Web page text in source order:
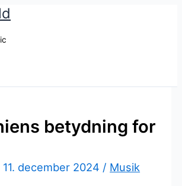
betydning for
11. december 2024 / Musik